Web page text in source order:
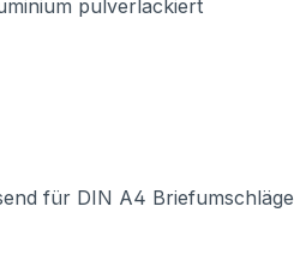
pulverlackiert
für DIN A4 Briefumschläge